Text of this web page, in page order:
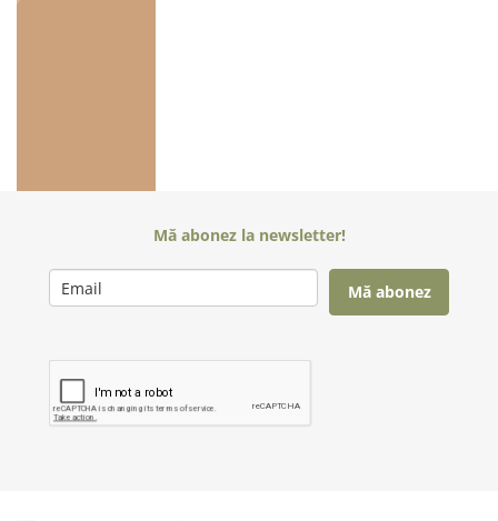
Mă abonez la newsletter!
Mă abonez